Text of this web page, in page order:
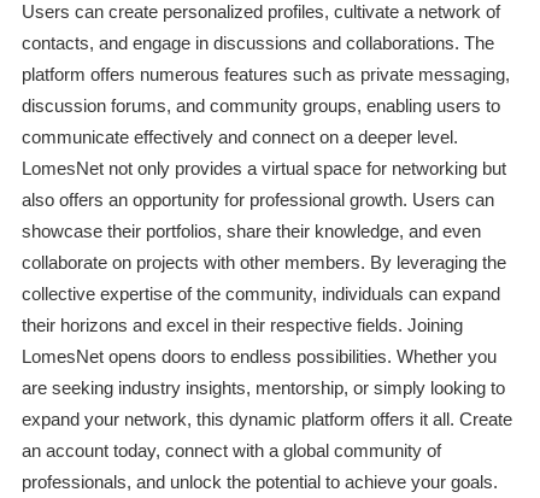
Users can create personalized profiles, cultivate a network of
contacts, and engage in discussions and collaborations. The
platform offers numerous features such as private messaging,
discussion forums, and community groups, enabling users to
communicate effectively and connect on a deeper level.
LomesNet not only provides a virtual space for networking but
also offers an opportunity for professional growth. Users can
showcase their portfolios, share their knowledge, and even
collaborate on projects with other members. By leveraging the
collective expertise of the community, individuals can expand
their horizons and excel in their respective fields. Joining
LomesNet opens doors to endless possibilities. Whether you
are seeking industry insights, mentorship, or simply looking to
expand your network, this dynamic platform offers it all. Create
an account today, connect with a global community of
professionals, and unlock the potential to achieve your goals.